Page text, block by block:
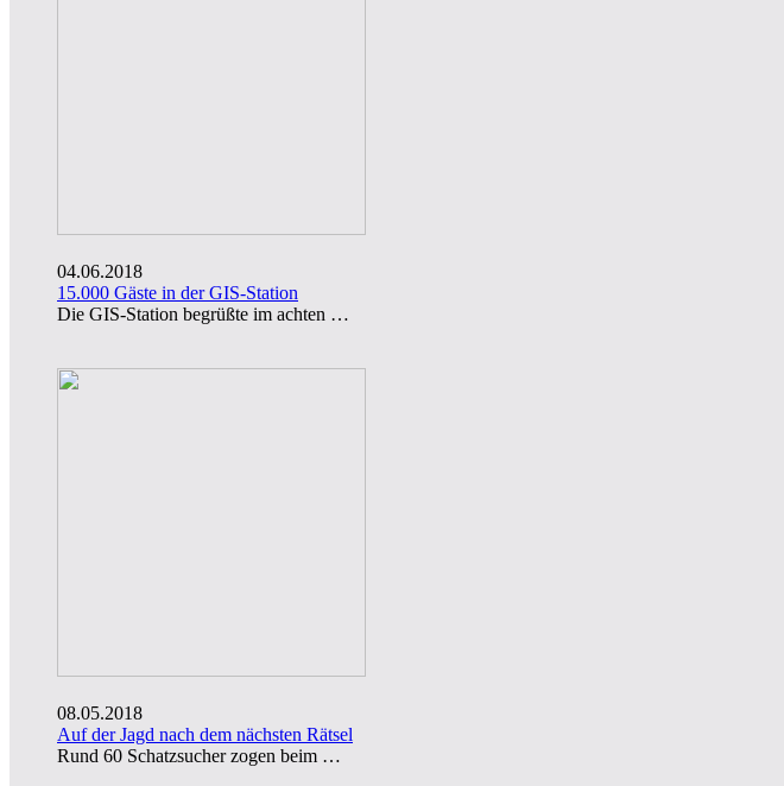
04.06.2018
15.000 Gäste in der GIS-Station
Die GIS-Station begrüßte im achten …
08.05.2018
Auf der Jagd nach dem nächsten Rätsel
Rund 60 Schatzsucher zogen beim …